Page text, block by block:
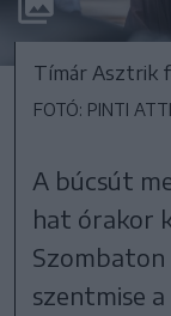
Tímár Asztrik
FOTÓ: PINTI
A búcsút
hat órakor
szentmise